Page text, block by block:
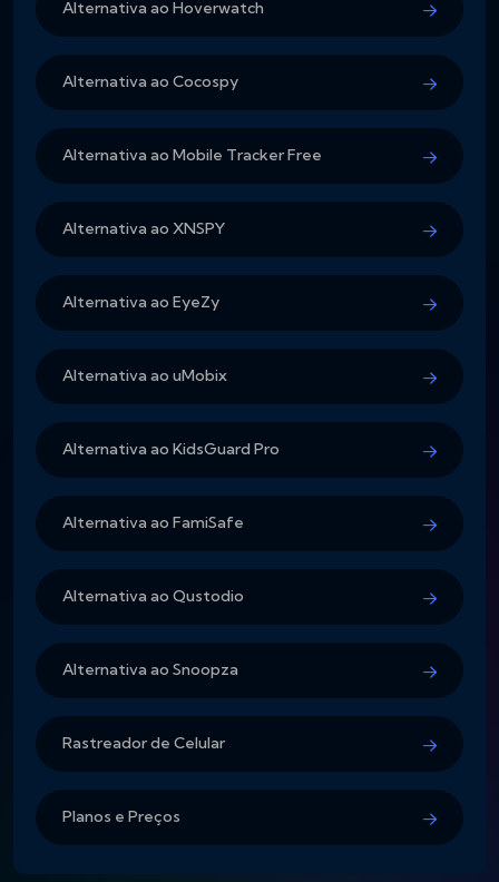
Alternativa ao Hoverwatch
Alternativa ao Cocospy
Alternativa ao Mobile Tracker Free
Alternativa ao XNSPY
Alternativa ao EyeZy
Alternativa ao uMobix
Alternativa ao KidsGuard Pro
Alternativa ao FamiSafe
Alternativa ao Qustodio
Alternativa ao Snoopza
Rastreador de Celular
Planos e Preços